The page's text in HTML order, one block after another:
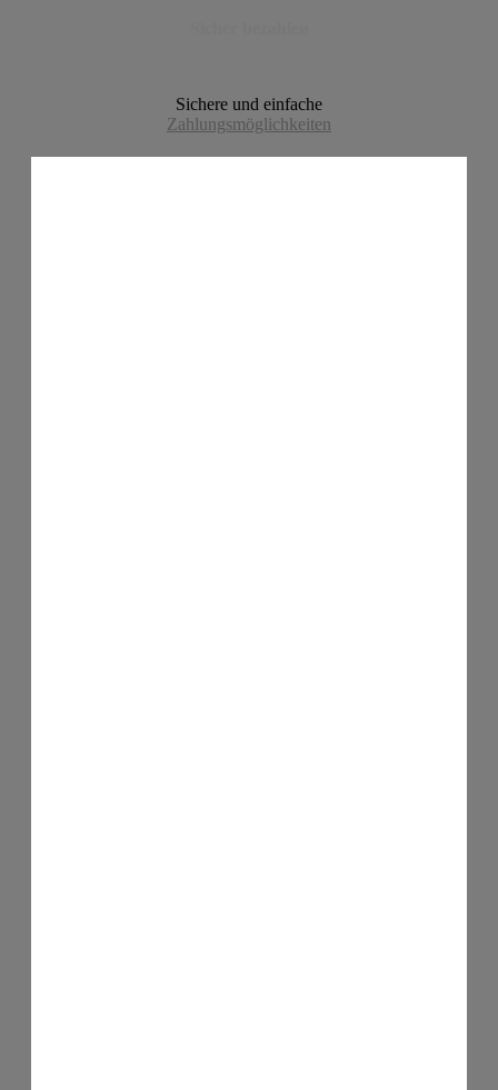
Sichere und einfache
Zahlungsmöglichkeiten